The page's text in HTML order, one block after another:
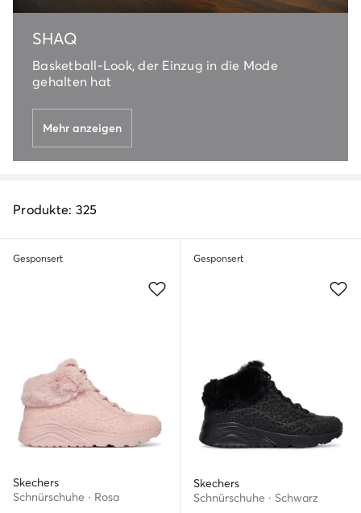
SHAQ
Basketball-Look, der Einzug in die Mode
gehalten hat
Mehr anzeigen
Produkte: 325
Gesponsert
Skechers
Schnürschuhe · Rosa
Gesponsert
Skechers
Schnürschuhe · Schwarz